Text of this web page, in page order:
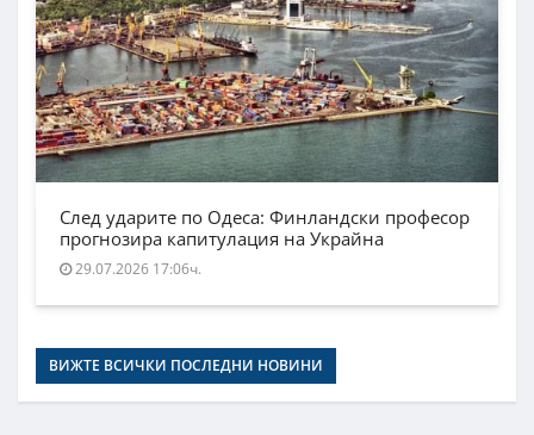
След ударите по Одеса: Финландски професор
прогнозира капитулация на Украйна
29.07.2026 17:06ч.
ВИЖТЕ ВСИЧКИ ПОСЛЕДНИ НОВИНИ